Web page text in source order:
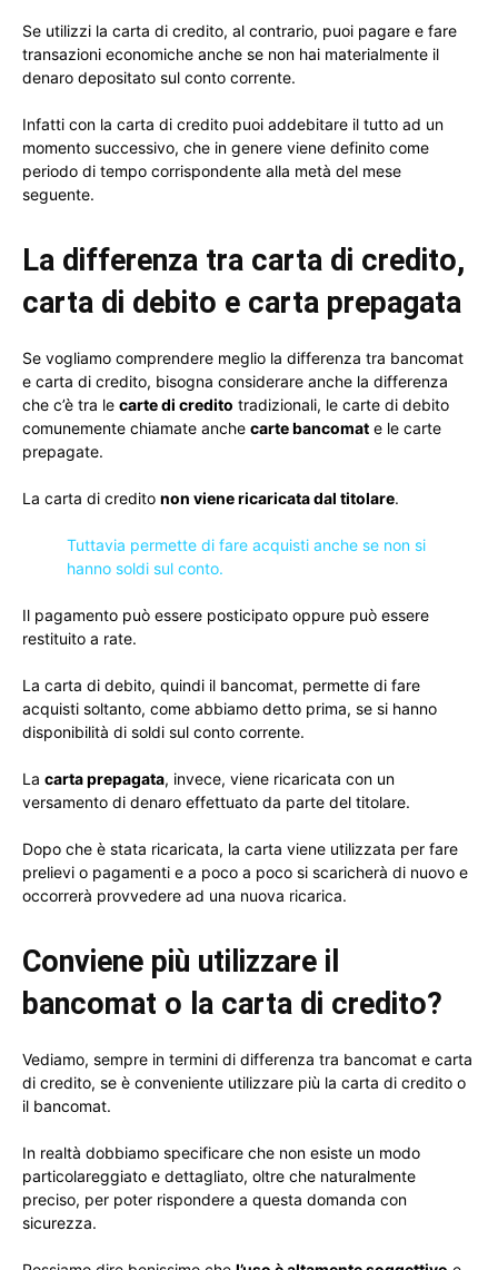
Se utilizzi la carta di credito, al contrario, puoi pagare e fare
transazioni economiche anche se non hai materialmente il
denaro depositato sul conto corrente.
Infatti con la carta di credito puoi addebitare il tutto ad un
momento successivo, che in genere viene definito come
periodo di tempo corrispondente alla metà del mese
seguente.
La differenza tra carta di credito,
carta di debito e carta prepagata
Se vogliamo comprendere meglio la differenza tra bancomat
e carta di credito, bisogna considerare anche la differenza
che c’è tra le carte di credito tradizionali, le carte di debito
comunemente chiamate anche carte bancomat e le carte
prepagate.
La carta di credito non viene ricaricata dal titolare.
Tuttavia permette di fare acquisti anche se non si
hanno soldi sul conto.
Il pagamento può essere posticipato oppure può essere
restituito a rate.
La carta di debito, quindi il bancomat, permette di fare
acquisti soltanto, come abbiamo detto prima, se si hanno
disponibilità di soldi sul conto corrente.
La carta prepagata, invece, viene ricaricata con un
versamento di denaro effettuato da parte del titolare.
Dopo che è stata ricaricata, la carta viene utilizzata per fare
prelievi o pagamenti e a poco a poco si scaricherà di nuovo e
occorrerà provvedere ad una nuova ricarica.
Conviene più utilizzare il
bancomat o la carta di credito?
Vediamo, sempre in termini di differenza tra bancomat e carta
di credito, se è conveniente utilizzare più la carta di credito o
il bancomat.
In realtà dobbiamo specificare che non esiste un modo
particolareggiato e dettagliato, oltre che naturalmente
preciso, per poter rispondere a questa domanda con
sicurezza.